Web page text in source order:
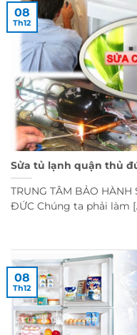
Sửa tủ lạnh quận thủ
TRUNG TÂM BẢO HÀNH
ĐỨC Chúng ta phải làm
08
Th12
08
Th12